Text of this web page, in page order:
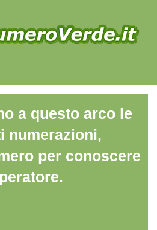
a questo arco le
numerazioni,
per conoscere